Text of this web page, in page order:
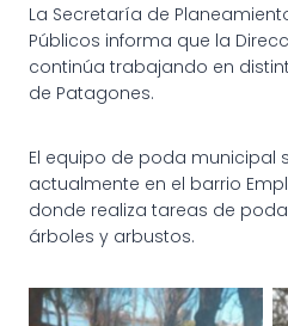
La Secretaría de
Públicos informa que la
continúa trabajando en
de Patagones.
El equipo de poda municipal
actualmente en el barrio
donde realiza tareas de
árboles y arbustos.